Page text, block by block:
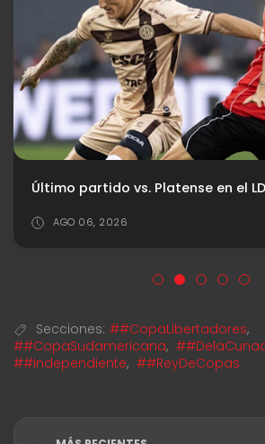
Último partido vs. Platense en el
AGO 06, 2026
Secciones: ##CopaLibertadores,
##CopaSudamericana,
##Independiente, ##ReyDeCopas